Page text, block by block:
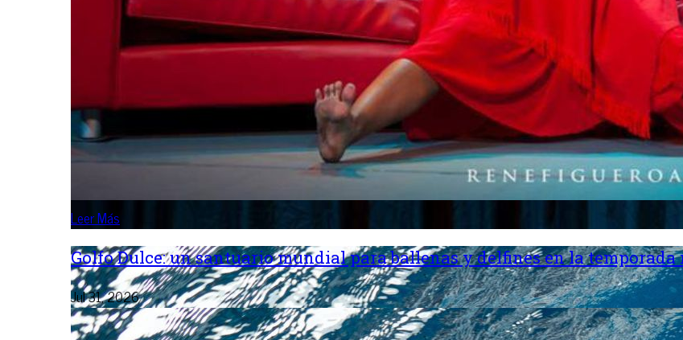
Leer Más
Golfo Dulce: un santuario mundial para ballenas y delfines en la temporada
Jul 31, 2026